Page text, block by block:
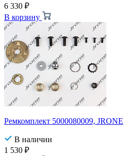
6 330 ₽
В корзину
Ремкомплект 5000080009, JRONE
В наличии
1 530 ₽